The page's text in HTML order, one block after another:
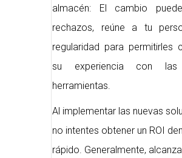
almacén: El cambio
rechazos, reúne a tu
regularidad para permitirles
su experiencia con las
herramientas.
Al implementar las nuevas
no intentes obtener un ROI
rápido. Generalmente,